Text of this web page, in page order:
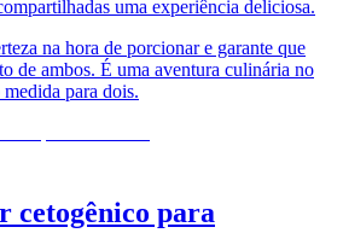
uma experiência deliciosa.
na hora de porcionar e garante que
de ambos. É uma aventura culinária no
para dois.
cetogênico para